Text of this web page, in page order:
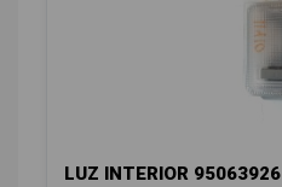
LUZ INTERIOR 95063926